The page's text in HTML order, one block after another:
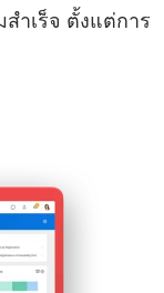
ำเร็จ ตั้งแต่การ